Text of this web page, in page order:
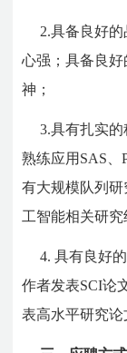
2.具备良好
心强；具备良
神；
3.具有扎实
熟练应用SAS、
有大规模队列
工智能相关研究
4. 具有良好
作者发表SCI论
表高水平研究论